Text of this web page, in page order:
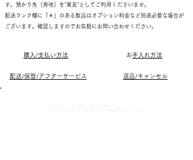
す。預かり先（発地）を"東京"としてご利用くださいませ。
配送ランク欄に「＊」のある製品はオプション料金など別途必要な場合が
ございます。確認しますのでお気軽にお問い合わせください。
購入/支払い方法 ​お手入れ方法
配送/保管/アフターサービス 返品/キャンセル